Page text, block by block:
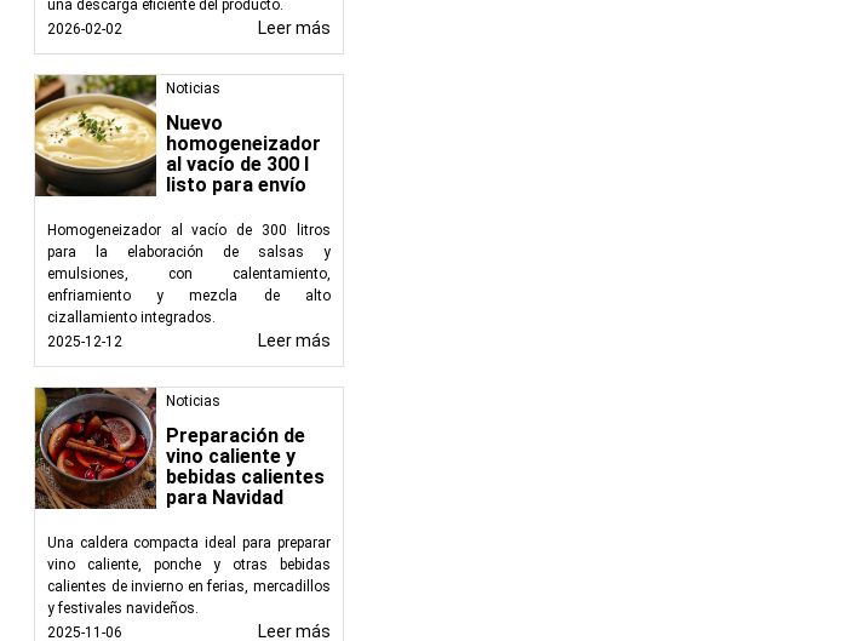
una descarga eficiente del producto.
2026-02-02
Leer más
Noticias
Nuevo
homogeneizador
al vacío de 300 l
listo para envío
Homogeneizador al vacío de 300 litros
para la elaboración de salsas y
emulsiones, con calentamiento,
enfriamiento y mezcla de alto
cizallamiento integrados.
2025-12-12
Leer más
Noticias
Preparación de
vino caliente y
bebidas calientes
para Navidad
Una caldera compacta ideal para preparar
vino caliente, ponche y otras bebidas
calientes de invierno en ferias, mercadillos
y festivales navideños.
2025-11-06
Leer más